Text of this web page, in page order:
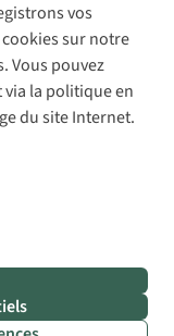
vos
sur notre
Vous pouvez
la politique en
du site Internet.
Policy